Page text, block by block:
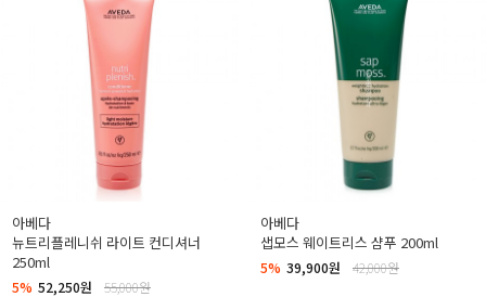
아베다
뉴트리플레니쉬 라이트 컨디셔너
250ml
5% 52,250원 55,000원
아베다
샙모스 웨이트리스 샴푸 200ml
5% 39,900원 42,000원